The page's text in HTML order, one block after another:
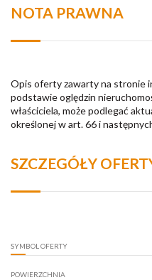
NOTA PRAWNA
Opis oferty zawarty na stronie
podstawie oględzin
właściciela, może podlegać
określonej w art. 66 i
SZCZEGÓŁY
SYMBOL OFERTY
POWIERZCHNIA